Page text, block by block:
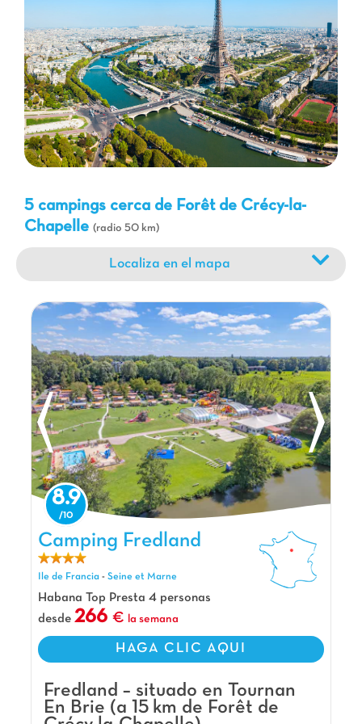
cultura o de las emociones fuertes, una estancia en un camping
Capfun en esta región le garantiza unas vacaciones ricas en
descubrimientos y recuerdos. Prepárese para vivir una
experiencia inolvidable, donde la naturaleza y el
entretenimiento se unen para la felicidad de toda la familia.
5 campings cerca de Forêt de Crécy-la-
Chapelle (radio 50 km)
Camping Fredland, Camping Ile de Francia
8.9
Camping Fredland
Ile de Francia - Seine et Marne
Habana Top Presta 4 personas
desde 266 la semana
HAGA CLIC AQUI
Fredland – situado en Tournan
En Brie (a 15 km de Forêt de
Localiza en el mapa